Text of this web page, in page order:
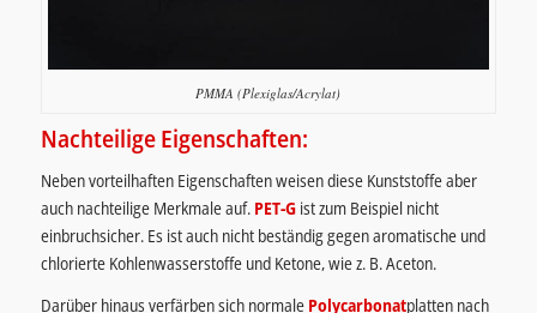
PMMA (Plexiglas/Acrylat)
Nachteilige Eigenschaften:
Neben vorteilhaften Eigenschaften weisen diese Kunststoffe aber
auch nachteilige Merkmale auf. PET-G ist zum Beispiel nicht
einbruchsicher. Es ist auch nicht beständig gegen aromatische und
chlorierte Kohlenwasserstoffe und Ketone, wie z. B. Aceton.
Darüber hinaus verfärben sich normale Polycarbonatplatten nach